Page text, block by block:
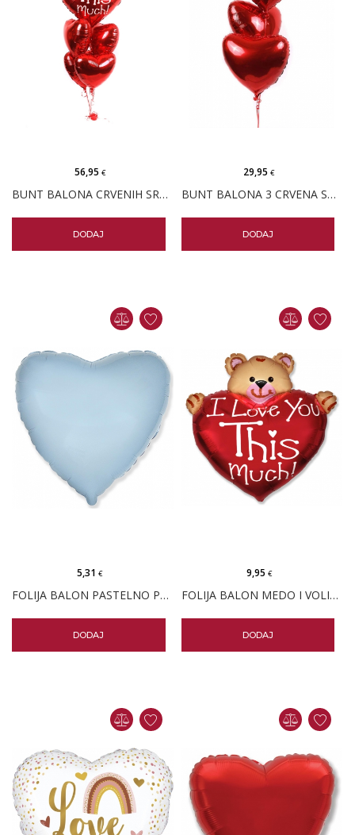
BUNT BALONA CRVENIH SRCA MEDO
56,95 €
DODAJ
BUNT BALONA 3 CRVENA SRCA
29,95€
DODAJ
FOLIJA BALON PASTELNO PLAVO SRCE 18" PK
5,31€
DODAJ
FOLIJA BALON MEDO I VOLIM TE SRCE
9,95 €
DODAJ